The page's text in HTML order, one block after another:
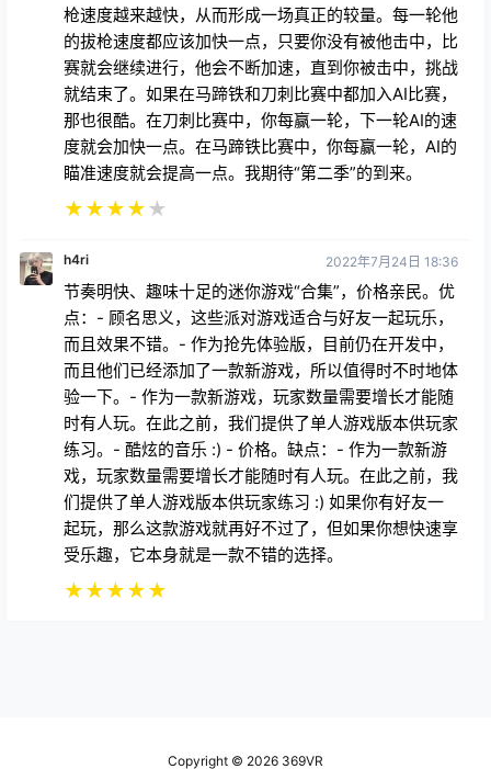
枪速度越来越快，从而形成一场真正的较量。每一轮他
的拔枪速度都应该加快一点，只要你没有被他击中，比
赛就会继续进行，他会不断加速，直到你被击中，挑战
就结束了。如果在马蹄铁和刀刺比赛中都加入AI比赛，
那也很酷。在刀刺比赛中，你每赢一轮，下一轮AI的速
度就会加快一点。在马蹄铁比赛中，你每赢一轮，AI的
瞄准速度就会提高一点。我期待“第二季”的到来。
★★★★★
h4ri 2022年7月24日 18:36
节奏明快、趣味十足的迷你游戏“合集”，价格亲民。优
点：- 顾名思义，这些派对游戏适合与好友一起玩乐，
而且效果不错。- 作为抢先体验版，目前仍在开发中，
而且他们已经添加了一款新游戏，所以值得时不时地体
验一下。- 作为一款新游戏，玩家数量需要增长才能随
时有人玩。在此之前，我们提供了单人游戏版本供玩家
练习。- 酷炫的音乐 :) - 价格。缺点：- 作为一款新游
戏，玩家数量需要增长才能随时有人玩。在此之前，我
们提供了单人游戏版本供玩家练习 :) 如果你有好友一
起玩，那么这款游戏就再好不过了，但如果你想快速享
受乐趣，它本身就是一款不错的选择。
★★★★★
Copyright © 2026 369VR